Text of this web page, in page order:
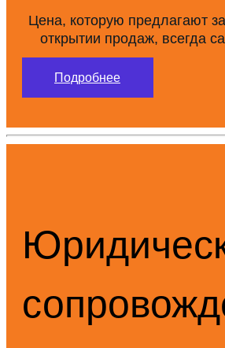
Цена, которую предлагают
открытии продаж, всегда
Подробнее